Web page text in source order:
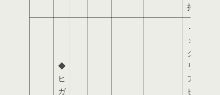
持
◆
ヒ
ガ
＜
＞
ク
リ
ア
ヒ